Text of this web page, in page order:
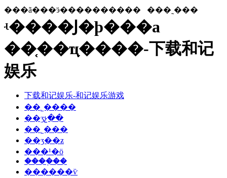
���ã���ӭ���������� ���˷���
ʵ����Ϳ�ϸ���a
��֤��ҵָ����-下载和记
娱乐
下载和记娱乐-和记娱乐游戏
��˾����
��ʒչ��
��˾���
��ʒ��ƶ
���¹�ӧ
����֤��
������ѷ